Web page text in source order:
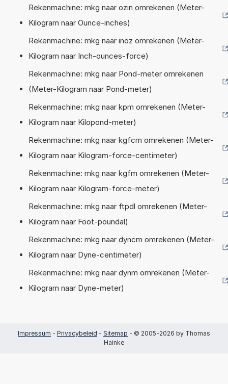
Rekenmachine: mkg naar ozin omrekenen (Meter-
Kilogram naar Ounce-inches)
Rekenmachine: mkg naar inoz omrekenen (Meter-
Kilogram naar Inch-ounces-force)
Rekenmachine: mkg naar Pond-meter omrekenen
(Meter-Kilogram naar Pond-meter)
Rekenmachine: mkg naar kpm omrekenen (Meter-
Kilogram naar Kilopond-meter)
Rekenmachine: mkg naar kgfcm omrekenen (Meter-
Kilogram naar Kilogram-force-centimeter)
Rekenmachine: mkg naar kgfm omrekenen (Meter-
Kilogram naar Kilogram-force-meter)
Rekenmachine: mkg naar ftpdl omrekenen (Meter-
Kilogram naar Foot-poundal)
Rekenmachine: mkg naar dyncm omrekenen (Meter-
Kilogram naar Dyne-centimeter)
Rekenmachine: mkg naar dynm omrekenen (Meter-
Kilogram naar Dyne-meter)
Impressum - Privacybeleid - Sitemap - © 2005-2026 by Thomas
Hainke